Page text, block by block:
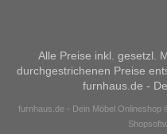
Alle Preise inkl. gesetzl.
durchgestrichenen Preise
furnhaus.de -
furnhaus.de - Dein Möbel Onlineshop